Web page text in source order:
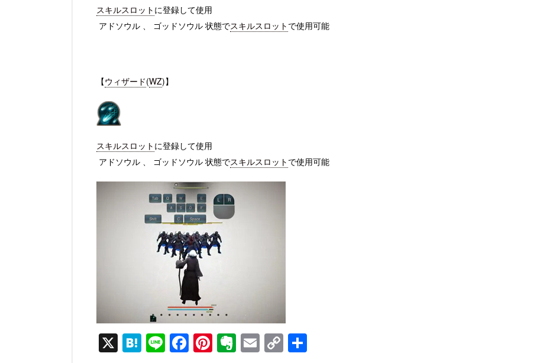
スキルスロット に登録して使用
アドソウル 、 ゴッドソウル 状態でスキルスロット で使用可能
【ウィザード(WZ)】
スキルスロット に登録して使用
アドソウル 、 ゴッドソウル 状態でスキルスロット で使用可能
X H Li F Pi E E C